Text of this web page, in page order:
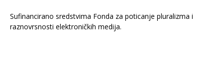
Sufinancirano sredstvima Fonda za poticanje pluralizma i
raznovrsnosti elektroničkih medija.